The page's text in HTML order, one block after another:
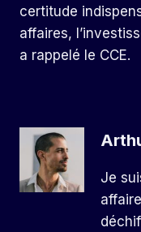
certitude
affaires,
a rappelé le CCE.
Je